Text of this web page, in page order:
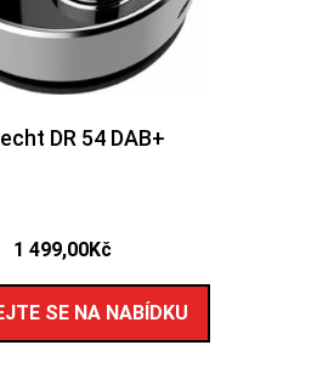
DR 54 DAB+
1 499,00Kč
SE NA NABÍDKU